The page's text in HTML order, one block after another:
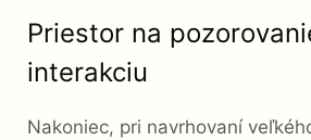
Priestor na
interakciu
Nakoniec, pri navrhovaní